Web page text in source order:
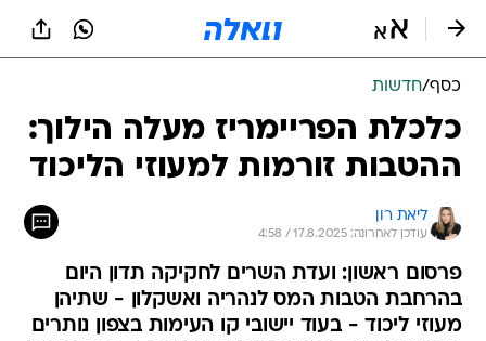
כסף/חדשות
כלכלת הפריימריז מעלה הילוך:
ההטבות זורמות למעוזי הליכוד
ליאת רון
עודכן לאחרונה: 17.8.2025 / 4:58
פרסום ראשון: ועדת השרים לחקיקה תדון היום
בהרחבת הטבות המס לנהריה ואשקלון - שתיהן
מעוזי ליכוד - בעוד יישובי קו העימות בצפון נותרים